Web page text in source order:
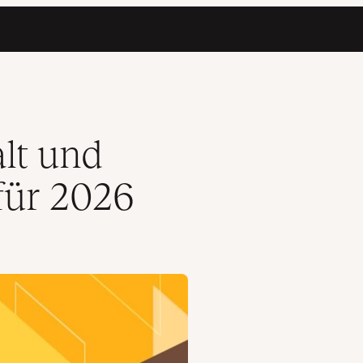
und
2026